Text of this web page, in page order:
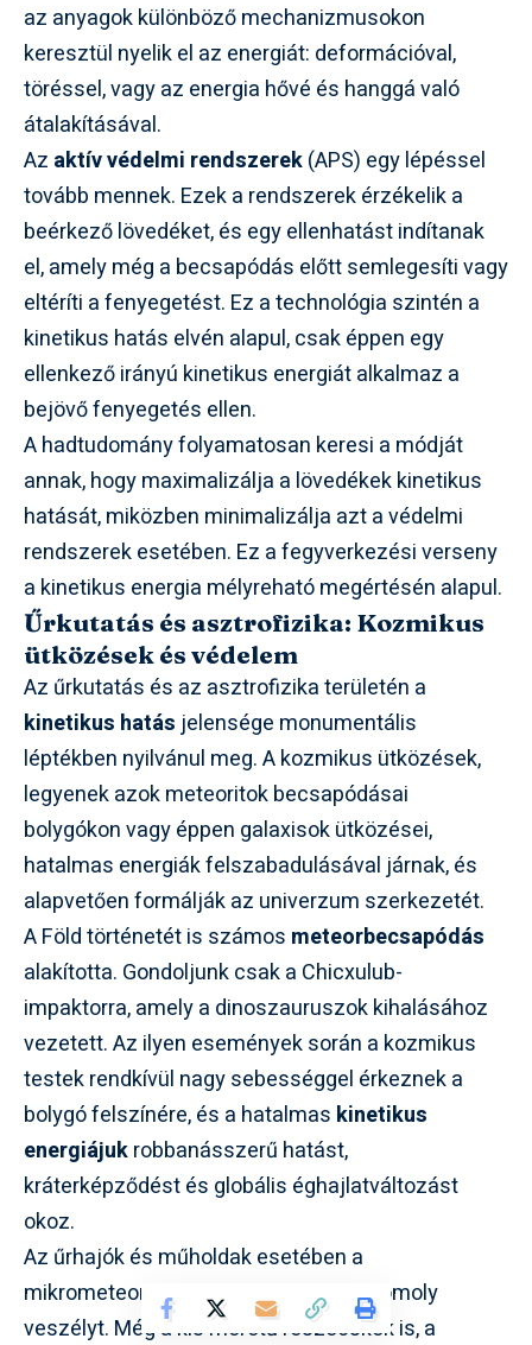
az anyagok különböző mechanizmusokon
keresztül nyelik el az energiát: deformációval,
töréssel, vagy az energia hővé és hanggá való
átalakításával.
Az aktív védelmi rendszerek(APS) egy lépéssel
tovább mennek. Ezek a rendszerek érzékelik a
beérkező lövedéket, és egy ellenhatást indítanak
el, amely még a becsapódás előtt semlegesíti vagy
eltéríti a fenyegetést. Ez a technológia szintén a
kinetikus hatás elvén alapul, csak éppen egy
ellenkező irányú kinetikus energiát alkalmaz a
bejövő fenyegetés ellen.
A hadtudomány folyamatosan keresi a módját
annak, hogy maximalizálja a lövedékek kinetikus
hatását, miközben minimalizálja azt a védelmi
rendszerek esetében. Ez a fegyverkezési verseny
a kinetikus energia mélyreható megértésén alapul.
Űrkutatás és asztrofizika: Kozmikus
ütközések és védelem
Az űrkutatás és az asztrofizika területén a
kinetikus hatás jelensége monumentális
léptékben nyilvánul meg. A kozmikus ütközések,
legyenek azok meteoritok becsapódásai
bolygókon vagy éppen galaxisok ütközései,
hatalmas energiák felszabadulásával járnak, és
alapvetően formálják az univerzum szerkezetét.
A Föld történetét is számos meteorbecsapódás
alakította. Gondoljunk csak a Chicxulub-
impaktorra, amely a dinoszauruszok kihalásához
vezetett. Az ilyen események során a kozmikus
testek rendkívül nagy sebességgel érkeznek a
bolygó felszínére, és a hatalmas kinetikus
energiájukrobbanásszerű hatást,
kráterképződést és globális éghajlatváltozást
okoz.
Az űrhajók és műholdak esetében a
mikrometeoritok és űrszemét jelent komoly
veszélyt. Még a kis méretű részecskék is, a